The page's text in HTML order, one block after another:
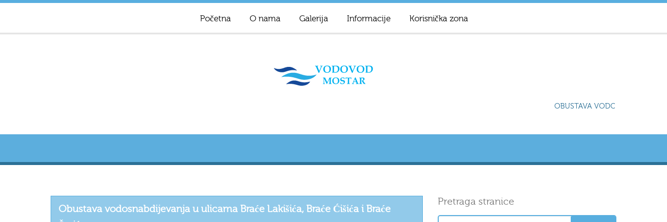
Početna O nama Galerija Informacije Korisnička zona
OBUSTAVA
Obustava vodosnabdijevanja u ulicama Braće Lakišića, Braće Ćišića i Braće
Pretraga stranice